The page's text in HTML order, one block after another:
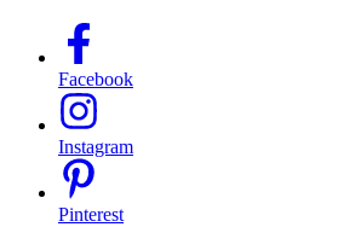
Facebook
Instagram
Pinterest